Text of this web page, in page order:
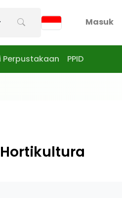
Masuk
Perpustakaan PPID